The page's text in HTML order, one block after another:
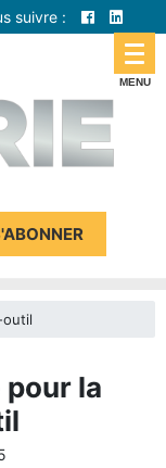
suivre :
outil
la